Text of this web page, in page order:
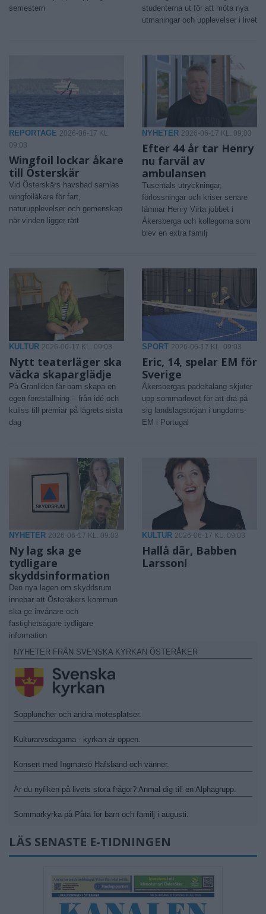
semestern
studenterna ut för att möta nya
utmaningar och upplevelser i livet
REPORTAGE 2026-06-17 KL.
09:03
Wingfoil lockar åkare
till Österskär
Vid Österskärs havsbad samlas
wingfoilåkare för fart,
naturupplevelser och gemenskap
när vinden ligger rätt
NYHETER 2026-06-17 KL. 09:03
Efter 44 år tar Henry
nu farväl av
ambulansen
Tusentals utryckningar,
förlossningar och kriser senare
lämnar Henry Virta jobbet i
Åkersberga och kollegorna som
blev en extra familj
KULTUR 2026-06-17 KL. 09:03
Nytt teaterläger ska
väcka skaparglädje
På Granliden får barn skapa en
egen föreställning – från idé och
kuliss till premiär på lägrets sista
dag
SPORT 2026-06-17 KL. 09:03
Eric, 14, spelar EM för
Sverige
Åkersbergas padeltalang skjuter
upp sommarlovet för att dra på
sig landslagströjan i ungdoms-
EM i Portugal
NYHETER 2026-06-17 KL. 09:03
Ny lag ska ge
tydligare
skyddsinformation
Den nya lagen om skyddsrum
innebär att Österåkers kommun
ska ge invånare och
fastighetsägare tydligare
information
KULTUR 2026-06-17 KL. 09:03
Hallå där, Babben
Larsson!
NYHETER FRÅN SVENSKA KYRKAN ÖSTERÅKER
Soppluncher och andra mötesplatser.
Kulturarvsdagarna - kyrkan är öppen.
Konsert med Ingmarsö Hafsband och vänner.
Är du nyfiken på livets stora frågor? Anmäl dig till en Alphagrupp.
Sommarkyrka på Påta för barn och familj i augusti.
LÄS SENASTE E-TIDNINGEN